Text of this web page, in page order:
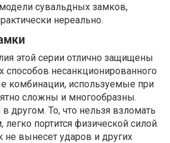
сувальдных замков,
нереально.
этой серии отлично защищены
способов несанкционированного
комбинации, используемые при
сложны и многообразны.
другом. То, что нельзя взломать
портится физической силой.
вынесет ударов и других